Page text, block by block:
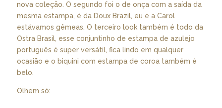
nova coleção. O segundo foi o de onça com a saída da
mesma estampa, é da Doux Brazil, eu e a Carol
estávamos gêmeas. O terceiro look também é todo da
Ostra Brasil, esse conjuntinho de estampa de azulejo
português é super versátil, fica lindo em qualquer
ocasião e o biquini com estampa de coroa também é
belo.
Olhem só: